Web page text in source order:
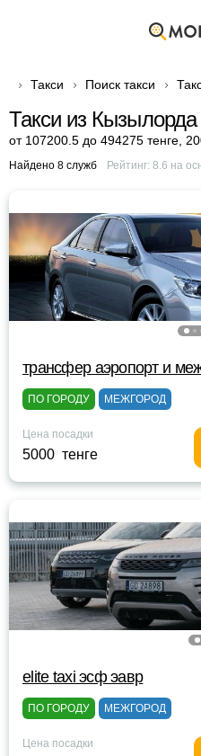
Такси Поиск такси
Такси из
от 107200.5 до 494275 тенге
Найдено 8 служб Рейтинг: 8.6 на
трансфер аэропорт и
ПО ГОРОДУ МЕЖГОРОД
Цена посадки
5000 тенге
elite taxi эсф эавр
ПО ГОРОДУ МЕЖГОРОД
Цена посадки